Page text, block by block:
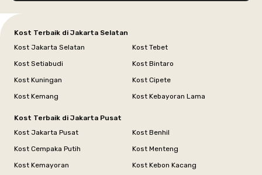
Kost Terbaik di Jakarta Selatan
Kost Jakarta Selatan
Kost Tebet
Kost Setiabudi
Kost Bintaro
Kost Kuningan
Kost Cipete
Kost Kemang
Kost Kebayoran Lama
Kost Terbaik di Jakarta Pusat
Kost Jakarta Pusat
Kost Benhil
Kost Cempaka Putih
Kost Menteng
Kost Kemayoran
Kost Kebon Kacang